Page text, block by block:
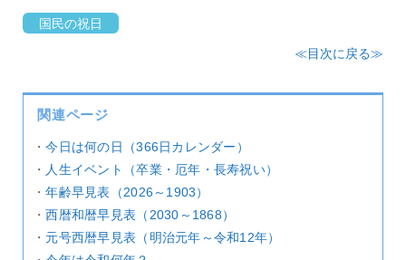
国民の祝日
≪目次に戻る≫
関連ページ
・今日は何の日（366日カレンダー）
・ 人生イベント（卒業・厄年・長寿祝い）
・年齢早見表（2026～1903）
・西暦和暦早見表（2030～1868）
・ 元号西暦早見表（明治元年～令和12年）